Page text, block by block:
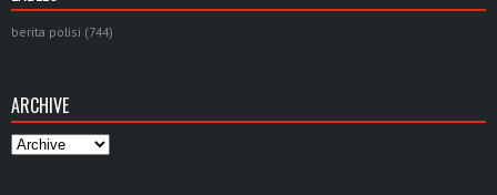
berita polisi (744)
ARCHIVE